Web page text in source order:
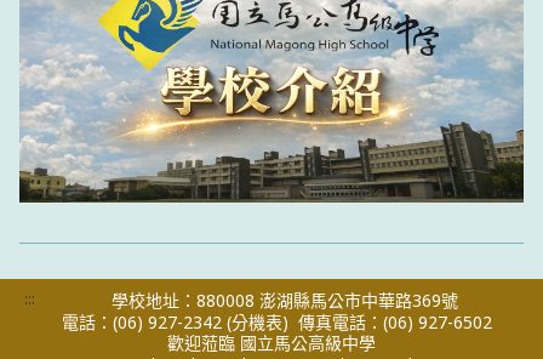
:::
學校地址：880008 澎湖縣馬公市中華路369號
電話：(06) 927-2342 (分機表) 傳真電話：(06) 927-6502
歡迎蒞臨 國立馬公高級中學